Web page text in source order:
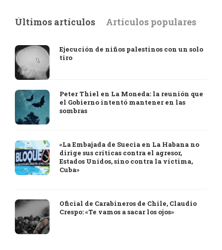
Últimos artículos Artículos populares
Ejecución de niños palestinos con un solo
tiro
Peter Thiel en La Moneda: la reunión que
el Gobierno intentó mantener en las
sombras
«La Embajada de Suecia en La Habana no
dirige sus críticas contra el agresor,
Estados Unidos, sino contra la víctima,
Cuba»
Oficial de Carabineros de Chile, Claudio
Crespo: «Te vamos a sacar los ojos»